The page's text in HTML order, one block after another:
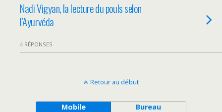
Nadi Vigyan, la lecture du pouls selon
l’Ayurvéda
4 RÉPONSES
Retour au début
Mobile Bureau